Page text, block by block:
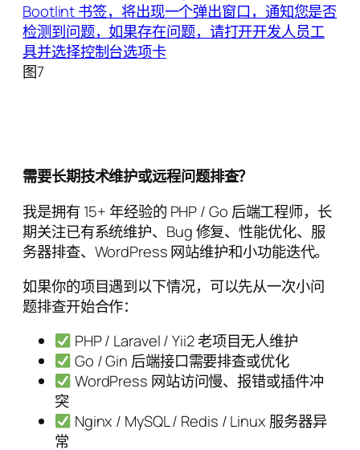
图7
需要长期技术维护或远程问题排查？
我是拥有 15+ 年经验的 PHP / Go 后端工程师，长
期关注已有系统维护、Bug 修复、性能优化、服
务器排查、WordPress 网站维护和小功能迭代。
如果你的项目遇到以下情况，可以先从一次小问
题排查开始合作：
PHP / Laravel / Yii2 老项目无人维护
Go / Gin 后端接口需要排查或优化
WordPress 网站访问慢、报错或插件冲
突
Nginx / MySQL / Redis / Linux 服务器异
常